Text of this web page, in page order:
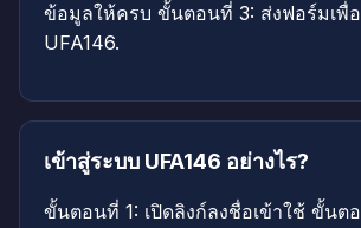
ข้อมูลให้ครบ ขั้นตอนที่ 3: ส่งฟอร์มเพื่
UFA146.
เข้าสู่ระบบ UFA146 อย่างไร?
ขั้นตอนที่ 1: เปิดลิงก์ลงชื่อเข้าใช้ ขั้นต